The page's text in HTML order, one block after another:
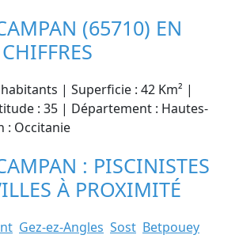
(65710) EN
| Superficie : 42 Km² |
: 35 | Département : Hautes-
: Occitanie
: PISCINISTES
À PROXIMITÉ
Gez-ez-Angles Sost Betpouey